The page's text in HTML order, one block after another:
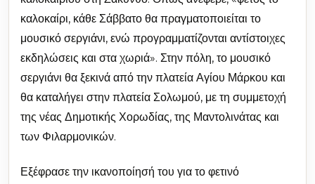
καλοκαίρι, κάθε Σάββατο θα πραγματοποιείται το
μουσικό σεργιάνι, ενώ προγραμματίζονται αντίστοιχες
εκδηλώσεις και στα χωριά». Στην πόλη, το μουσικό
σεργιάνι θα ξεκινά από την πλατεία Αγίου Μάρκου και
θα καταλήγει στην πλατεία Σολωμού, με τη συμμετοχή
της νέας Δημοτικής Χορωδίας, της Μαντολινάτας και
των Φιλαρμονικών.
Εξέφρασε την ικανοποίησή του για το φετινό